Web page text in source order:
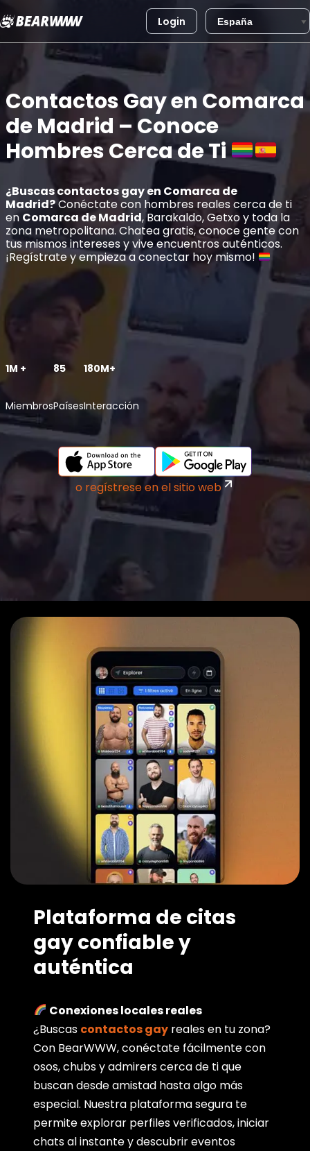
Saltar
Login
Contactos Gay en Comarca
de Madrid – Conoce
Hombres Cerca de Ti
¿Buscas contactos gay en Comarca de
Madrid?Conéctate con hombres reales cerca de ti
en Comarca de Madrid, Barakaldo, Getxo y toda la
zona metropolitana. Chatea gratis, conoce gente con
tus mismos intereses y vive encuentros auténticos.
¡Regístrate y empieza a conectar hoy mismo!
1M +
Miembros
85
Países
180M+
Interacción
o regístrese en el sitio web
Plataforma de citas
gay confiable y
auténtica
Conexiones locales reales
¿Buscas contactos gay reales en tu zona?
Con BearWWW, conéctate fácilmente con
osos, chubs y admirers cerca de ti que
buscan desde amistad hasta algo más
especial. Nuestra plataforma segura te
permite explorar perfiles verificados, iniciar
chats al instante y descubrir eventos